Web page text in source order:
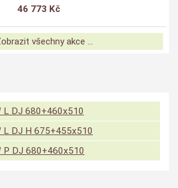
46 773 Kč
všechny akce ...
L DJ 680+460x510
L DJ H 675+455x510
P DJ 680+460x510